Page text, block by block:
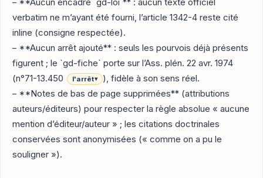
– **Aucun encadré `gd-loi`** : aucun texte officiel
verbatim ne m’ayant été fourni, l’article 1342-4 reste cité
inline (consigne respectée).
– **Aucun arrêt ajouté** : seuls les pourvois déjà présents
figurent ; le `gd-fiche` porte sur l’Ass. plén. 22 avr. 1974
(n°71-13.450
l'arrêt▾
), fidèle à son sens réel.
– **Notes de bas de page supprimées** (attributions
auteurs/éditeurs) pour respecter la règle absolue « aucune
mention d’éditeur/auteur » ; les citations doctrinales
conservées sont anonymisées (« comme on a pu le
souligner »).